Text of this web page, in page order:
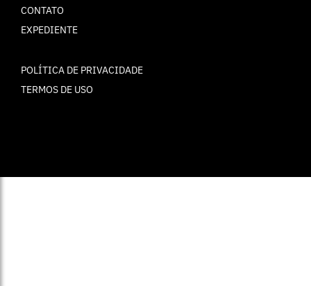
CONTATO
EXPEDIENTE
POLÍTICA DE PRIVACIDADE
TERMOS DE USO